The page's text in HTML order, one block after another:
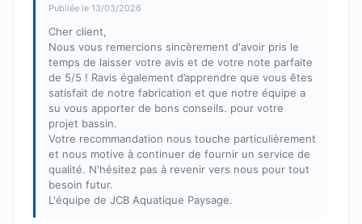
Publiée le 13/03/2026
Cher client,
Nous vous remercions sincèrement d'avoir pris le
temps de laisser votre avis et de votre note parfaite
de 5/5 ! Ravis également d’apprendre que vous êtes
satisfait de notre fabrication et que notre équipe a
su vous apporter de bons conseils. pour votre
projet bassin.
Votre recommandation nous touche particulièrement
et nous motive à continuer de fournir un service de
qualité. N'hésitez pas à revenir vers nous pour tout
besoin futur.
L'équipe de JCB Aquatique Paysage.